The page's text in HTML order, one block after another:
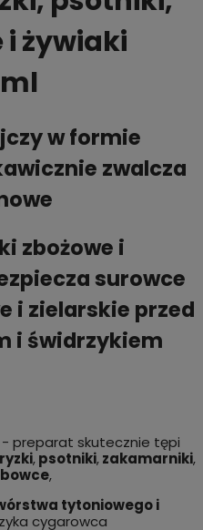
i żywiaki
w formie
zwalcza
zbożowe i
surowce
i zielarskie przed
i świdrzykiem
- preparat skutecznie tępi
,psotniki,zakamarniki,
,
tytoniowego i
cygarowca